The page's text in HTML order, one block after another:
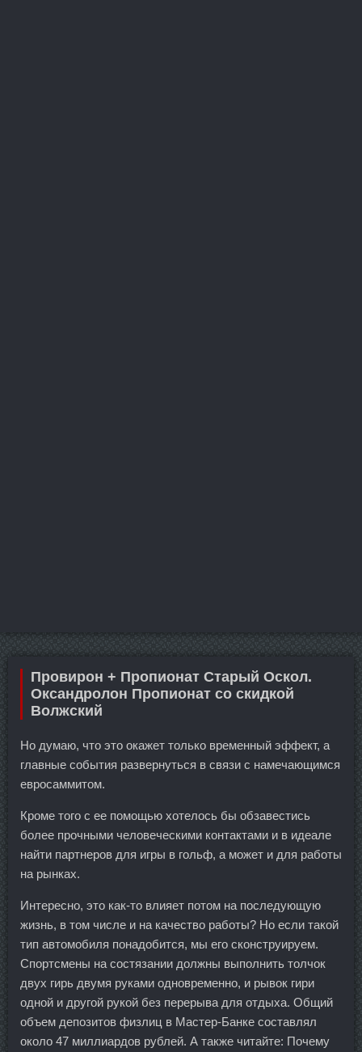
Провирон + Пропионат Старый Оскол.
Оксандролон Пропионат со скидкой
Волжский
Но думаю, что это окажет только временный эффект, а
главные события развернуться в связи с намечающимся
евросаммитом.
Кроме того с ее помощью хотелось бы обзавестись
более прочными человеческими контактами и в идеале
найти партнеров для игры в гольф, а может и для работы
на рынках.
Интересно, это как-то влияет потом на последующую
жизнь, в том числе и на качество работы? Но если такой
тип автомобиля понадобится, мы его сконструируем.
Спортсмены на состязании должны выполнить толчок
двух гирь двумя руками одновременно, и рывок гири
одной и другой рукой без перерыва для отдыха. Общий
объем депозитов физлиц в Мастер-Банке составлял
около 47 миллиардов рублей. А также читайте: Почему